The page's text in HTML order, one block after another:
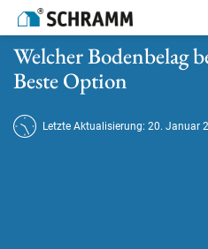
Startseite
Welcher Bodenbelag bei Infrarotheizung:
Welcher Bodenbelag
Beste Option
Letzte Aktualisierung: 20. Januar